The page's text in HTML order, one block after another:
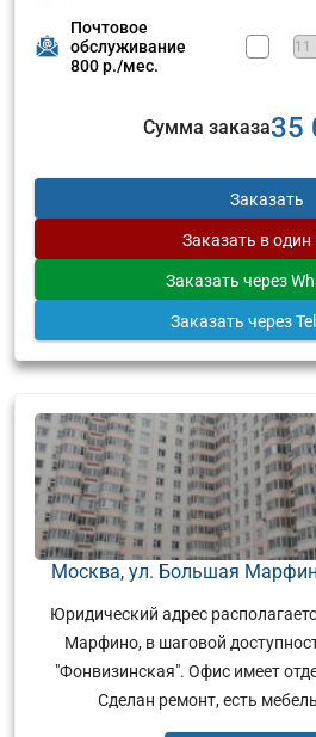
Почтовое
обслуживание
800 р./мес.
Сумма заказа35
Заказать
Заказать в один
Заказать через
Заказать через
Москва, ул. Большая
Юридический адрес
Марфино, в шаговой
"Фонвизинская". Офис имеет
Сделан ремонт, есть